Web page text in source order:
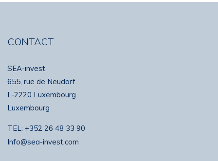
CONTACT
SEA-invest
655, rue de Neudorf
L-2220 Luxembourg
Luxembourg
TEL: +352 26 48 33 90
Info@sea-invest.com